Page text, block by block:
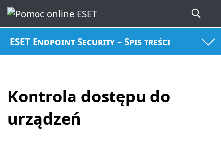
ESET Endpoint Security – Spis treści
Kontrola dostępu do
urządzeń